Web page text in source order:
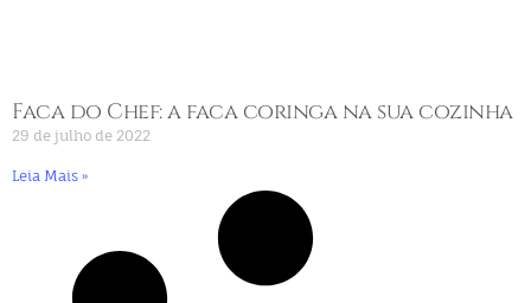
Faca do Chef: a faca coringa na sua cozinha
29 de julho de 2022
Leia Mais »